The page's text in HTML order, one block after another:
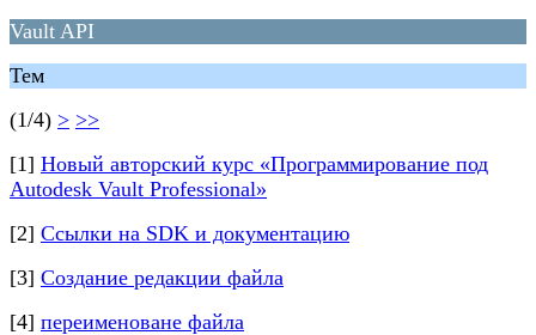
Vault API
Тем
(1/4) > >>
[1] Новый авторский курс «Программирование под
Autodesk Vault Professional»
[2] Ссылки на SDK и документацию
[3] Создание редакции файла
[4] переименоване файла